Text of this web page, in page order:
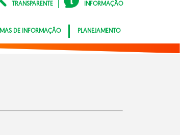
TRANSPARENTE
INFORMAÇÃO
DE INFORMAÇÃO PLANEJAMENTO